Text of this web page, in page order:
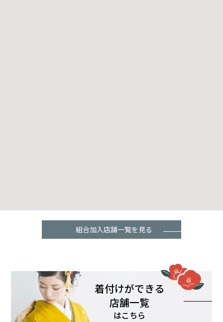
組合加入店舗一覧を見る
着付けができる
店舗一覧
はこちら